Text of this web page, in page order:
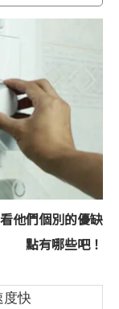
他們個別的優缺
點有哪些吧！
度快